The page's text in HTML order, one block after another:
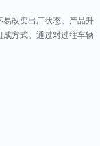
改变出厂状态。产品升
成方式。通过对过往车辆